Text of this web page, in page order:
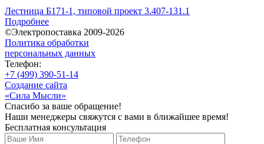
Лестница Б171-1, типовой проект 3.407-131.1
Подробнее
©Электропоставка 2009-2026
Политика обработки
персональных данных
Телефон:
+7 (499) 390-51-14
Создание сайта
«Сила Мысли»
Спасибо за ваше обращение!
Наши менеджеры свяжутся с вами в ближайшее время!
Бесплатная консультация